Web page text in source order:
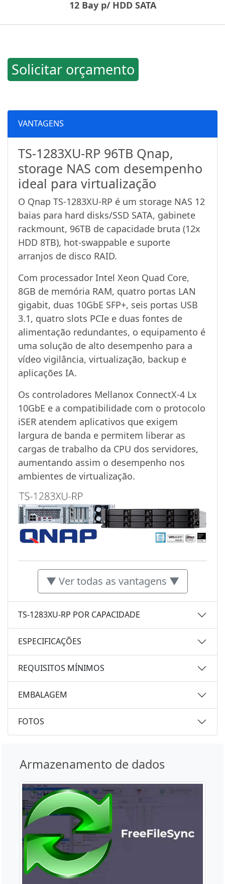
12 Bay p/ HDD SATA
Solicitar orçamento
VANTAGENS
TS-1283XU-RP 96TB Qnap,
storage NAS com desempenho
ideal para virtualização
O Qnap TS-1283XU-RP é um storage NAS 12
baias para hard disks/SSD SATA, gabinete
rackmount, 96TB de capacidade bruta (12x
HDD 8TB), hot-swappable e suporte
arranjos de disco RAID.
Com processador Intel Xeon Quad Core,
8GB de memória RAM, quatro portas LAN
gigabit, duas 10GbE SFP+, seis portas USB
3.1, quatro slots PCIe e duas fontes de
alimentação redundantes, o equipamento é
uma solução de alto desempenho para a
vídeo vigilância, virtualização, backup e
aplicações IA.
Os controladores Mellanox ConnectX-4 Lx
10GbE e a compatibilidade com o protocolo
iSER atendem aplicativos que exigem
largura de banda e permitem liberar as
cargas de trabalho da CPU dos servidores,
aumentando assim o desempenho nos
ambientes de virtualização.
▼ Ver todas as vantagens ▼
TS-1283XU-RP POR CAPACIDADE
ESPECIFICAÇÕES
REQUISITOS MÍNIMOS
EMBALAGEM
FOTOS
Armazenamento de dados